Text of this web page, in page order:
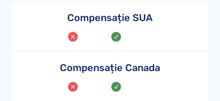
Compensație SUA
Compensație Canada